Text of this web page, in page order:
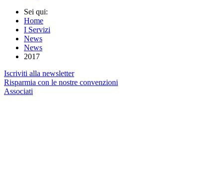
Sei qui:
Home
I Servizi
News
News
2017
Iscriviti alla newsletter
Risparmia con le nostre convenzioni
Associati